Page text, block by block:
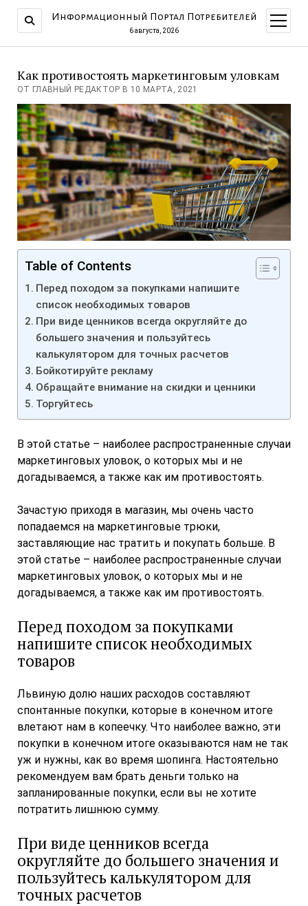
Информационный Портал Потребителей
6 августа, 2026
меню
Как противостоять маркетинговым уловкам
ОТ ГЛАВНЫЙ РЕДАКТОР В 10 МАРТА, 2021
Table of Contents
Перед походом за покупками напишите
список необходимых товаров
При виде ценников всегда округляйте до
большего значения и пользуйтесь
калькулятором для точных расчетов
Бойкотируйте рекламу
Обращайте внимание на скидки и ценники
Торгуйтесь
В этой статье – наиболее распространенные случаи
маркетинговых уловок, о которых мы и не
догадываемся, а также как им противостоять.
Зачастую приходя в магазин, мы очень часто
попадаемся на маркетинговые трюки,
заставляющие нас тратить и покупать больше. В
этой статье – наиболее распространенные случаи
маркетинговых уловок, о которых мы и не
догадываемся, а также как им противостоять.
Перед походом за покупками
напишите список необходимых
товаров
Львиную долю наших расходов составляют
спонтанные покупки, которые в конечном итоге
влетают нам в копеечку. Что наиболее важно, эти
покупки в конечном итоге оказываются нам не так
уж и нужны, как во время шопинга. Настоятельно
рекомендуем вам брать деньги только на
запланированные покупки, если вы не хотите
потратить лишнюю сумму.
При виде ценников всегда
округляйте до большего значения и
пользуйтесь калькулятором для
точных расчетов